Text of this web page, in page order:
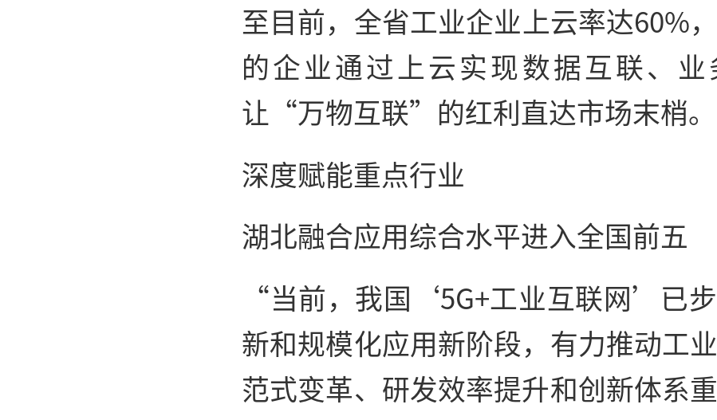
至目前，全省工业企业上云率达60%
的企业通过上云实现数据互联、业
让“万物互联”的红利直达市场末梢。
深度赋能重点行业
湖北融合应用综合水平进入全国前五
“当前，我国‘5G+工业互联网’已
新和规模化应用新阶段，有力推动工
范式变革、研发效率提升和创新体系